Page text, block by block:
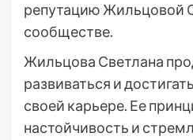
репутацию Жильцовой
сообществе.
Жильцова Светлана
развиваться и
своей карьере. Ее
настойчивость и